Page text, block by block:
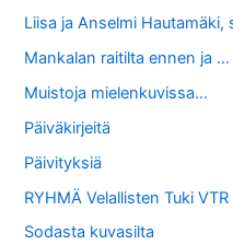
Liisa ja Anselmi Hautamäki,
Mankalan raitilta ennen ja …
Muistoja mielenkuvissa…
Päiväkirjeitä
Päivityksiä
RYHMÄ Velallisten Tuki VTR
Sodasta kuvasilta